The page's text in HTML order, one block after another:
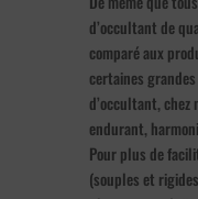
d’occultant de
comparé aux
certaines
d’occultant,
endurant,
Pour plus de
(souples et